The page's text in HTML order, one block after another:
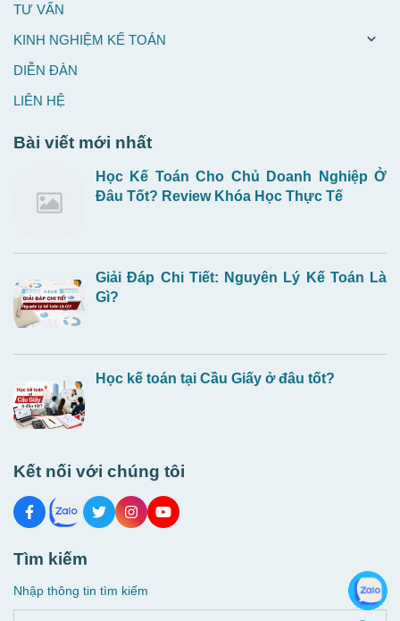
TƯ VẤN
KINH NGHIỆM KẾ TOÁN
DIỄN ĐÀN
LIÊN HỆ
Bài viết mới nhất
Học Kế Toán Cho Chủ Doanh Nghiệp Ở
Đâu Tốt? Review Khóa Học Thực Tế
Giải Đáp Chi Tiết: Nguyên Lý Kế Toán Là
Gì?
Học kế toán tại Cầu Giấy ở đâu tốt?
Kết nối với chúng tôi
Tìm kiếm
Nhập thông tin tìm kiếm